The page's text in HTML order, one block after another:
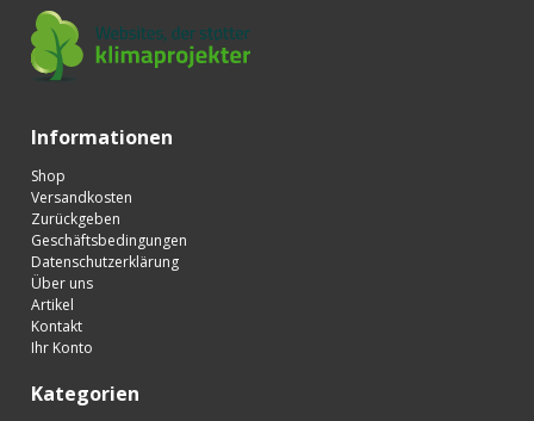
Informationen
Shop
Versandkosten
Zurückgeben
Geschäftsbedingungen
Datenschutzerklärung
Über uns
Artikel
Kontakt
Ihr Konto
Kategorien